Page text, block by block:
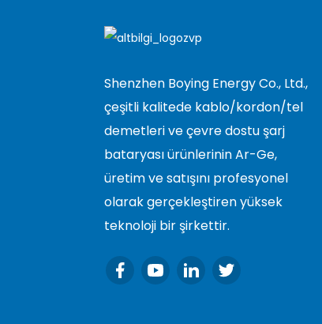
Shenzhen Boying Energy Co., Ltd.,
çeşitli kalitede kablo/kordon/tel
demetleri ve çevre dostu şarj
bataryası ürünlerinin Ar-Ge,
üretim ve satışını profesyonel
olarak gerçekleştiren yüksek
teknoloji bir şirkettir.